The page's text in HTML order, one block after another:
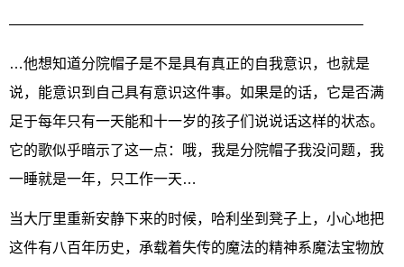
————————————————————————–
…他想知道分院帽子是不是具有真正的自我意识，也就是
说，能意识到自己具有意识这件事。如果是的话，它是否满
足于每年只有一天能和十一岁的孩子们说说话这样的状态。
它的歌似乎暗示了这一点：哦，我是分院帽子我没问题，我
一睡就是一年，只工作一天…
当大厅里重新安静下来的时候，哈利坐到凳子上，小心地把
这件有八百年历史，承载着失传的魔法的精神系魔法宝物放